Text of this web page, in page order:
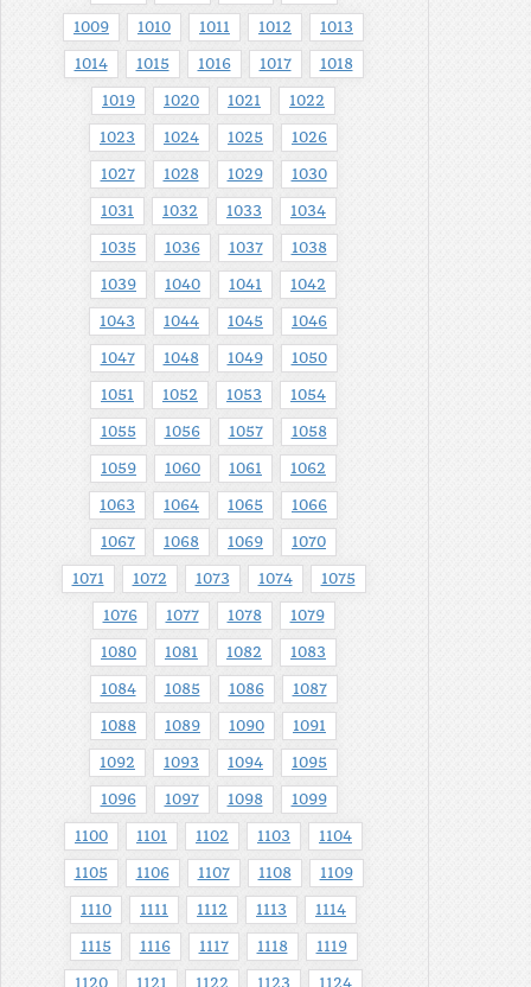
1009 1010 1011 1012 1013
1014 1015 1016 1017 1018
1019 1020 1021 1022
1023 1024 1025 1026
1027 1028 1029 1030
1031 1032 1033 1034
1035 1036 1037 1038
1039 1040 1041 1042
1043 1044 1045 1046
1047 1048 1049 1050
1051 1052 1053 1054
1055 1056 1057 1058
1059 1060 1061 1062
1063 1064 1065 1066
1067 1068 1069 1070
1071 1072 1073 1074 1075
1076 1077 1078 1079
1080 1081 1082 1083
1084 1085 1086 1087
1088 1089 1090 1091
1092 1093 1094 1095
1096 1097 1098 1099
1100 1101 1102 1103 1104
1105 1106 1107 1108 1109
1110 1111 1112 1113 1114
1115 1116 1117 1118 1119
1120 1121 1122 1123 1124